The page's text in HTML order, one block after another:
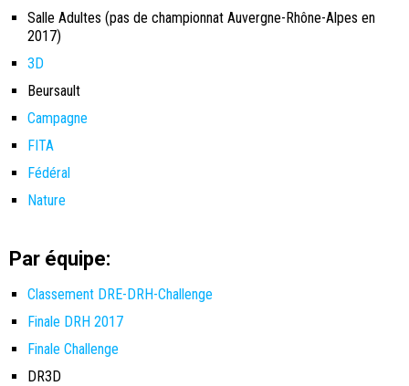
Salle Adultes (pas de championnat Auvergne-Rhône-Alpes en
2017)
3D
Beursault
Campagne
FITA
Fédéral
Nature
Par équipe:
Classement DRE-DRH-Challenge
Finale DRH 2017
Finale Challenge
DR3D